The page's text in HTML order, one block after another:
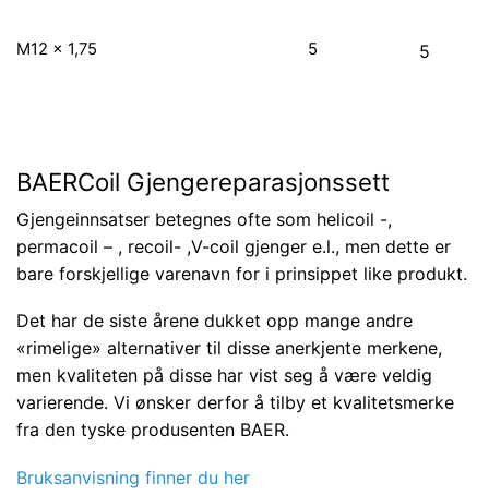
M12 x 1,75 5 5
BAERCoil Gjengereparasjonssett
Gjengeinnsatser betegnes ofte som helicoil -,
permacoil – , recoil- ,V-coil gjenger e.l., men dette er
bare forskjellige varenavn for i prinsippet like produkt.
Det har de siste årene dukket opp mange andre
«rimelige» alternativer til disse anerkjente merkene,
men kvaliteten på disse har vist seg å være veldig
varierende. Vi ønsker derfor å tilby et kvalitetsmerke
fra den tyske produsenten BAER.
Bruksanvisning finner du her